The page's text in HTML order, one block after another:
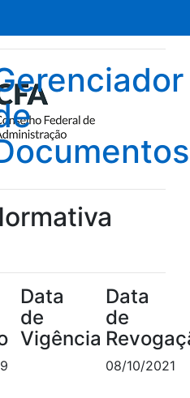
Data
de
Vigência
Data
de
08/10/2021